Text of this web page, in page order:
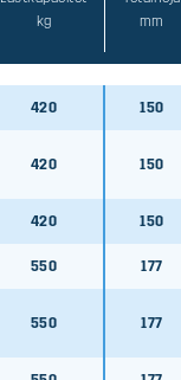
kg
mm
420 150
420 150
420 150
550 177
550 177